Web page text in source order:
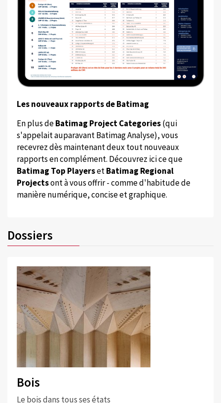
Les nouveaux rapports de Batimag
En plus deBatimag Project Categories(qui
s'appelait auparavant Batimag Analyse), vous
recevrez dès maintenant deux tout nouveaux
rapports en complément. Découvrez ici ce que
Batimag Top PlayersetBatimag Regional
Projectsont à vous offrir - comme d'habitude de
manière numérique, concise et graphique.
Dossiers
Bois
Le bois dans tous ses états